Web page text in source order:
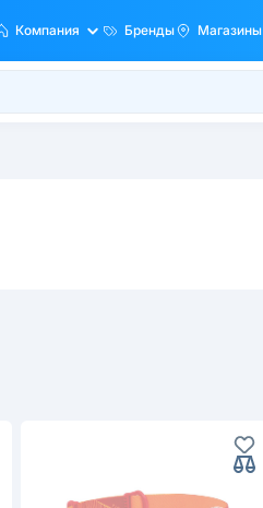
Компания Бренды Магазины